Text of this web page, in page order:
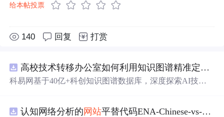
给本帖投票
140 回复 打赏
高校技术转移办公室如何利用知识图谱精准定位产业需求与技术适配点？.docx
科易网基于40亿+科创知识图谱数据库，深度探索AI技术
新领域的AI+数智化解决方案，推动科技创新与产业创新
认知网络分析的 网站平替代码ENA-Chinese-vs-English-reproducible.zip